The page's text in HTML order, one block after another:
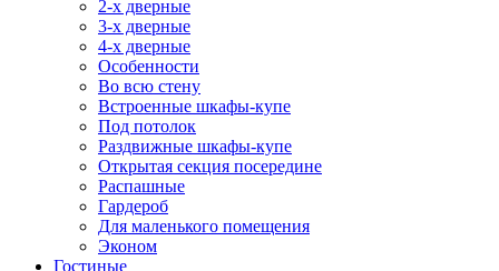
2-х дверные
3-х дверные
4-х дверные
Особенности
Во всю стену
Встроенные шкафы-купе
Под потолок
Раздвижные шкафы-купе
Открытая секция посередине
Распашные
Гардероб
Для маленького помещения
Эконом
Гостиные